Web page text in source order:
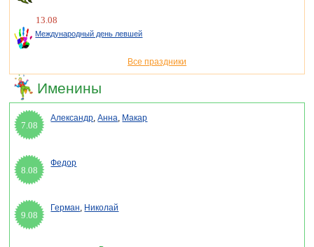
13.08
Международный день левшей
Все праздники
Именины
7.08
Александр,Анна, Макар
8.08
Федор
9.08
Герман, Николай